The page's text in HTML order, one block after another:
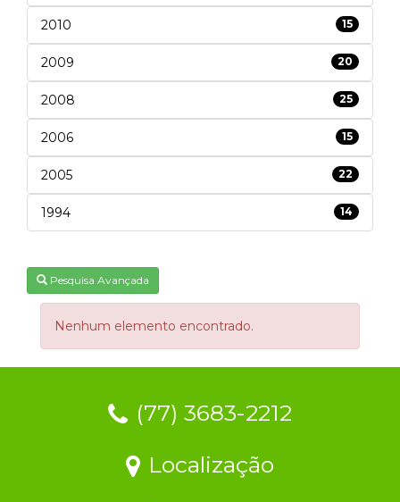
2010 15
2009 20
2008 25
2006 15
2005 22
1994 14
Pesquisa Avançada
Nenhum elemento encontrado.
(77) 3683-2212
Localização